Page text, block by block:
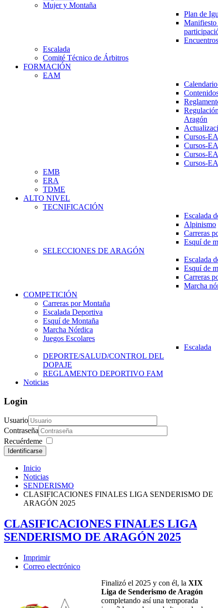
Mujer y Montaña
Plan de
Escalada
Comité Técnico de Árbitros
FORMACIÓN
EAM
Aragón
Cursos-
Cursos-
Cursos-
Cursos-
EMB
ERA
TDME
ALTO NIVEL
TECNIFICACIÓN
Escalada
Alpinismo
Carreras
Esquí de
SELECCIONES DE ARAGÓN
Escalada
Esquí de
Carreras
Marcha
COMPETICIÓN
Carreras por Montaña
Escalada Deportiva
Esquí de Montaña
Marcha Nórdica
Juegos Escolares
Escalada
DEPORTE/SALUD/CONTROL DEL
DOPAJE
REGLAMENTO DEPORTIVO FAM
Noticias
Login
Usuario
Contraseña
Recuérdeme
Identificarse
Inicio
Noticias
SENDERISMO
CLASIFICACIONES FINALES LIGA SENDERISMO DE
ARAGÓN 2025
CLASIFICACIONES FINALES LIGA
SENDERISMO DE ARAGÓN 2025
Imprimir
Correo electrónico
Finalizó el 2025 y con él, la XIX
Liga de Senderismo de Aragón
completando así una temporada